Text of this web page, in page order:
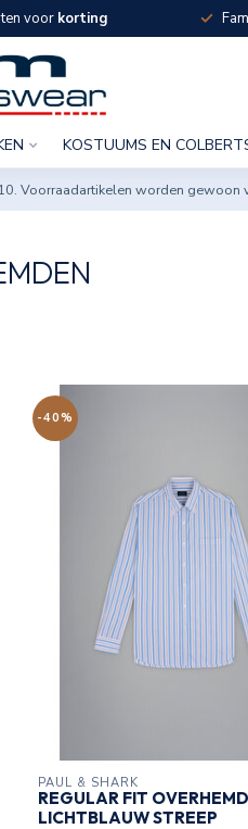
voor korting
KOSTUUMS EN
Voorraadartikelen worden
-40%
PAUL & SHARK
REGULAR FIT OVERHEMD
LICHTBLAUW STREEP